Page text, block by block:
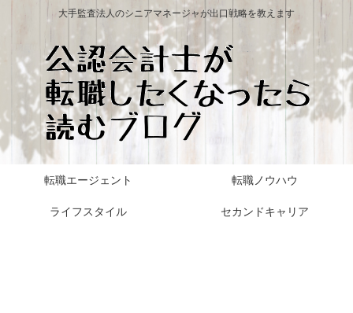
大手監査法人のシニアマネージャが出口戦略を教えます
転職エージェント 転職ノウハウ
ライフスタイル セカンドキャリア